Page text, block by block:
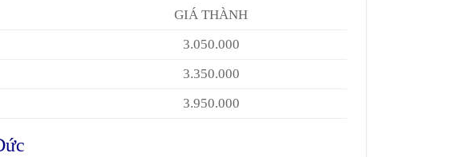
GIÁ THÀNH
3.050.000
3.350.000
3.950.000